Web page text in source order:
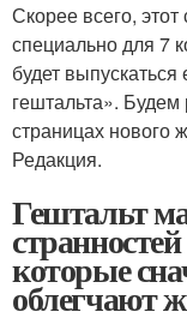
Скорее всего,
специально для 7
будет
гештальта».
страницах нового
Редакция.
Гештальт
которые
облегчают